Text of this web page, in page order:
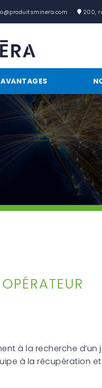
200,
à la recherche
à la récupération